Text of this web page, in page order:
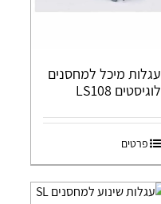
עגלות מיכל למחסנים
לוגיסטים LS108
פרטים